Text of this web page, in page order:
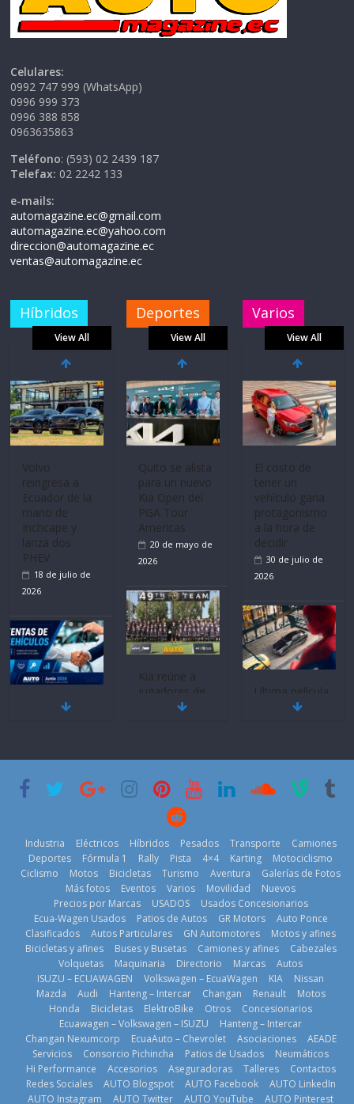
Celulares:
0992 747 999 (WhatsApp)
0996 999 373
0996 388 858
0963635863
Teléfono: (593) 02 2439 187
Telefax: 02 2242 133
e-mails:
automagazine.ec@gmail.com
automagazine.ec@yahoo.com
direccion@automagazine.ec
ventas@automagazine.ec
Híbridos
View All
Volvo
reingresa a
Ecuador de la
mano de
Inchcape y
lanza dos
PHEV
18 de julio de
2026
Mercado
historia
11 de julio de
BMW, Toyota,
Bosch y
prueban flota
que usa
gasolina 100%
renovable
25 de julio de
2026
Deportes
View All
Quito se alista
para un nuevo
Kia Open del
PGA Tour
Americas
20 de mayo de
2026
Kia reúne a
jugadores de
fútbol de todo
2026
La Vuelta al
Ecuador 2026,
edición 47ª,
recorre 7
provincias en 8
días
1 de agosto de
2026
Varios
View All
El costo de
tener un
vehículo gana
protagonismo
a la hora de
decidir
30 de julio de
2026
Ultima película
‘Spider‑Man:
29 de julio de
¿Qué puede
pasar con tu
vehículo si
permanece
varios días sin
usar?
3 de agosto de
2026
Industria Eléctricos Híbridos Pesados Transporte
Camiones
Deportes
Fórmula 1 Rally Pista 4×4 Karting
Motociclismo
Ciclismo
Motos Bicicletas Turismo Aventura
Galerías de Fotos
Más fotos
Eventos Varios Movilidad
Nuevos
Precios por Marcas
USADOS
Usados Concesionarios
Ecua-Wagen Usados
Patios de Autos GR Motors
Auto Ponce
Clasificados
Autos Particulares GN Automotores
Motos y afines
Bicicletas y afines
Buses y Busetas Camiones y afines
Cabezales
Volquetas
Maquinaria Directorio Marcas
Autos
ISUZU – ECUAWAGEN
Volkswagen – EcuaWagen KIA
Nissan
Mazda
Audi Hanteng – Intercar Changan Renault
Motos
Honda
Bicicletas ElektroBike Otros
Concesionarios
Ecuawagen – Volkswagen – ISUZU
Hanteng – Intercar
Changan Nexumcorp
EcuaAuto – Chevrolet Asociaciones
AEADE
Servicios
Consorcio Pichincha Patios de Usados
Neumáticos
Hi Performance
Accesorios Aseguradoras Talleres
Contactos
Redes Sociales
AUTO Blogspot AUTO Facebook
AUTO LinkedIn
AUTO Instagram
AUTO Twitter AUTO YouTube AUTO Pinterest